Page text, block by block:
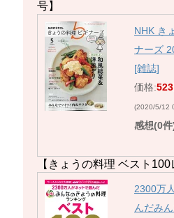
号】
NHK き
ナーズ
[雑誌]
価格:
(2020/5/12
感想(0件
【きょうの料理 ベスト100
2300万
んだみ